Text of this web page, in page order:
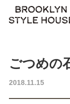
ごつめの
2018.11.15